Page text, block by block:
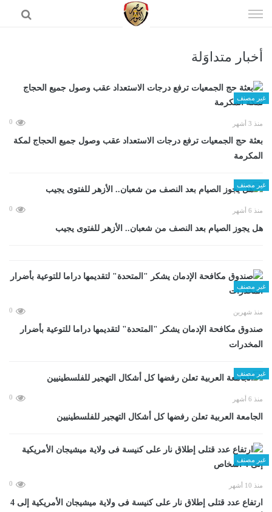
الى
أخبار متداوَلة
غير مصنف
منذ 3 أشهر 0
بعثة حج الجمعيات ترفع درجات الاستعداد عقب وصول جميع الحجاج لمكة
المكرمة
غير مصنف
منذ 6 أشهر 0
هل يجوز الصيام بعد النصف من شعبان.. الأزهر للفتوى يجيب
غير مصنف
منذ شهرين 0
صندوق مكافحة الإدمان يشكر "المتحدة" لتقديمها دراما للتوعية بأضرار
المخدرات
غير مصنف
منذ 6 أشهر 0
الجامعة العربية تعلن رفضها كل أشكال التهجير للفلسطينيين
غير مصنف
منذ 10 أشهر 0
ارتفاع عدد قتلى إطلاق نار على كنيسة فى ولاية ميشيجان الأمريكية إلى 4